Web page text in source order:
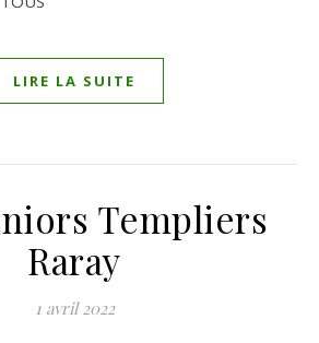
LIRE LA SUITE
Templiers
Raray
1 avril 2022